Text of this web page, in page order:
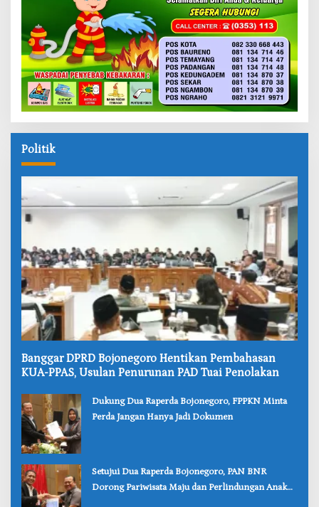
Politik
‎Banggar DPRD Bojonegoro Hentikan Pembahasan
KUA-PPAS, Usulan Penurunan PAD Tuai Penolakan
‎Dukung Dua Raperda Bojonegoro, FPPKN Minta
Perda Jangan Hanya Jadi Dokumen
‎Setujui Dua Raperda Bojonegoro, PAN BNR
Dorong Pariwisata Maju dan Perlindungan Anak